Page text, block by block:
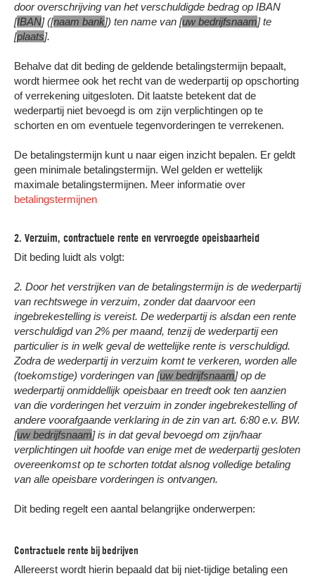
door overschrijving van het verschuldigde bedrag op IBAN
[IBAN] ([naam bank]) ten name van [uw bedrijfsnaam] te
[plaats].
Behalve dat dit beding de geldende betalingstermijn bepaalt,
wordt hiermee ook het recht van de wederpartij op opschorting
of verrekening uitgesloten. Dit laatste betekent dat de
wederpartij niet bevoegd is om zijn verplichtingen op te
schorten en om eventuele tegenvorderingen te verrekenen.
De betalingstermijn kunt u naar eigen inzicht bepalen. Er geldt
geen minimale betalingstermijn. Wel gelden er wettelijk
maximale betalingstermijnen. Meer informatie over
betalingstermijnen
2. Verzuim, contractuele rente en vervroegde opeisbaarheid
Dit beding luidt als volgt:
2. Door het verstrijken van de betalingstermijn is de wederpartij
van rechtswege in verzuim, zonder dat daarvoor een
ingebrekestelling is vereist. De wederpartij is alsdan een rente
verschuldigd van 2% per maand, tenzij de wederpartij een
particulier is in welk geval de wettelijke rente is verschuldigd.
Zodra de wederpartij in verzuim komt te verkeren, worden alle
(toekomstige) vorderingen van [uw bedrijfsnaam] op de
wederpartij onmiddellijk opeisbaar en treedt ook ten aanzien
van die vorderingen het verzuim in zonder ingebrekestelling of
andere voorafgaande verklaring in de zin van art. 6:80 e.v. BW.
[uw bedrijfsnaam] is in dat geval bevoegd om zijn/haar
verplichtingen uit hoofde van enige met de wederpartij gesloten
overeenkomst op te schorten totdat alsnog volledige betaling
van alle opeisbare vorderingen is ontvangen.
Dit beding regelt een aantal belangrijke onderwerpen:
Contractuele rente bij bedrijven
Allereerst wordt hierin bepaald dat bij niet-tijdige betaling een